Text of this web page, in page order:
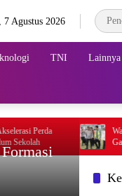
7 Agustus 2026
TNI Lainnya
Wapres Gibran
Gayo Lues,